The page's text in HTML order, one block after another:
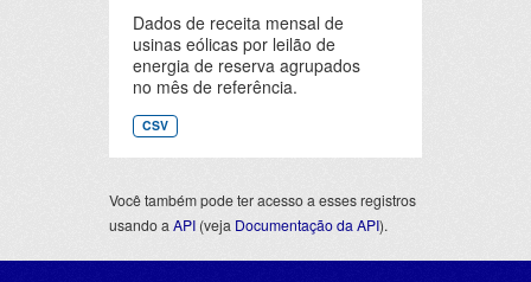
Dados de receita mensal de
usinas eólicas por leilão de
energia de reserva agrupados
no mês de referência.
CSV
Você também pode ter acesso a esses registros
usando a API (veja Documentação da API).